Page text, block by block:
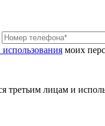
моих
третьим лицам и